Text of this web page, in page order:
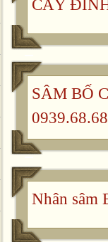
CÂY
SÂM BỐ
Nhân sâm